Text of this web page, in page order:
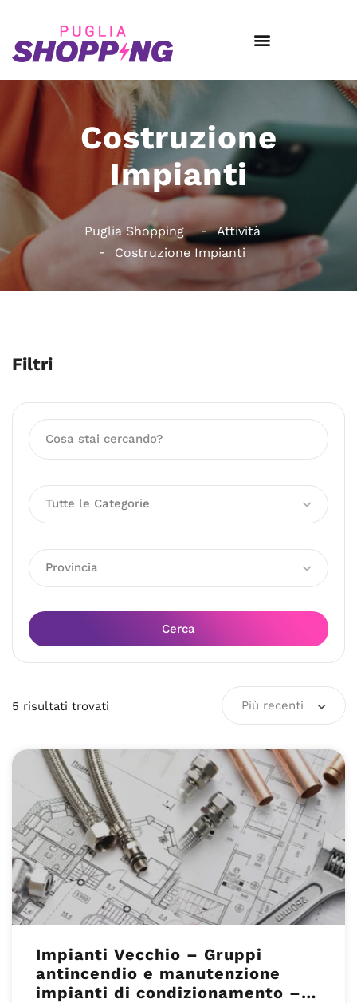
Costruzione
Impianti
Puglia Shopping
Attività
Costruzione Impianti
Filtri
Tutte le Categorie
Provincia
Cerca
5 risultati trovati Più recenti
Impianti Vecchio – Gruppi
antincendio e manutenzione
impianti di condizionamento –